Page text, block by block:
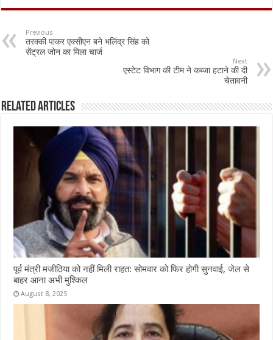
e
b
o
at
sA
p
ai
l
ar
e
Previous
तरक्की पाकर एक्सीएन बने भलिंद्र सिंह को
सेंट्रल जोन का मिला चार्ज
Next
एस्टेट विभाग की टीम ने कब्जा हटाने की दी
चेतावनी
Related Articles
पूर्व मंत्री मजीठिया को नहीं मिली राहत: सोमवार को फिर होगी सुनवाई, जेल से
बाहर आना अभी मुश्किल
August 8, 2025